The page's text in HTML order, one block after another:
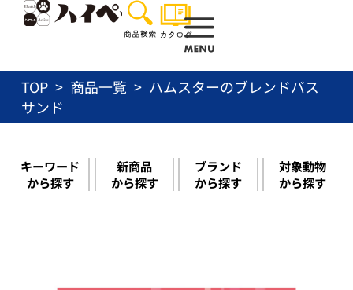
プ
TOP 商品一覧
ハムスターのブレンドバス
サンド
キーワード
から探す
新商品
から探す
ブランド
から探す
対象動物
から探す